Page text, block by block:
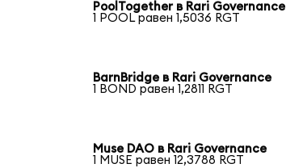
PoolTogether в Rari Governance
1 POOL равен 1,5036 RGT
BarnBridge в Rari Governance
1 BOND равен 1,2811 RGT
Muse DAO в Rari Governance
1 MUSE равен 12,3788 RGT